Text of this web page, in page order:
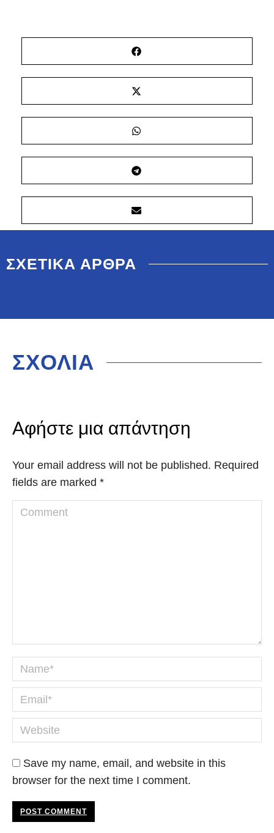
ΣΧΕΤΙΚΑ ΑΡΘΡΑ
ΣΧΟΛΙΑ
Αφήστε μια απάντηση
Your email address will not be published. Required
fields are marked *
Comment
Name *
Email *
Website
Save my name, email, and website in this
browser for the next time I comment.
POST COMMENT